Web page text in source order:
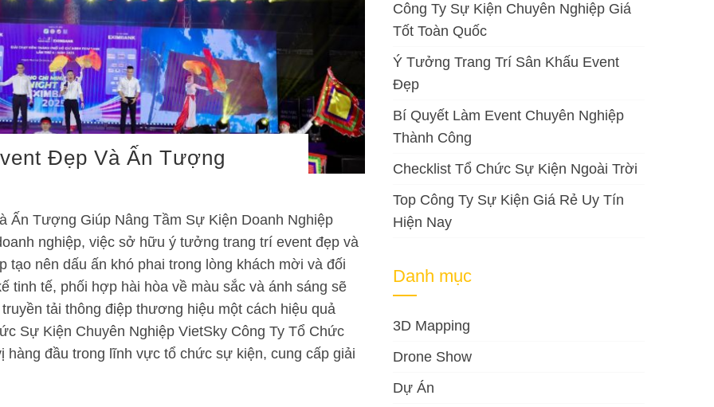
Đẹp Và Ấn Tượng
Ấn Tượng Giúp Nâng Tầm Sự Kiện Doanh Nghiệp
nghiệp, việc sở hữu ý tưởng trang trí event đẹp và
tạo nên dấu ấn khó phai trong lòng khách mời và đối
tinh tế, phối hợp hài hòa về màu sắc và ánh sáng sẽ
tải thông điệp thương hiệu một cách hiệu quả
Sự Kiện Chuyên Nghiệp VietSky Công Ty Tổ Chức
hàng đầu trong lĩnh vực tổ chức sự kiện, cung cấp giải
Công Ty Sự Kiện Chuyên Nghiệp Giá
Tốt Toàn Quốc
Ý Tưởng Trang Trí Sân Khấu Event
Đẹp
Bí Quyết Làm Event Chuyên Nghiệp
Thành Công
Checklist Tổ Chức Sự Kiện Ngoài Trời
Top Công Ty Sự Kiện Giá Rẻ Uy Tín
Hiện Nay
Danh mục
3D Mapping
Drone Show
Dự Án